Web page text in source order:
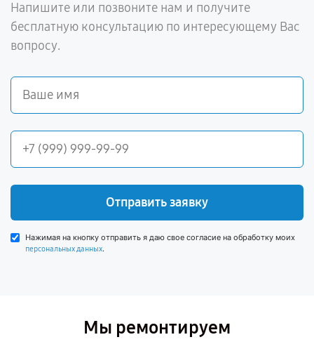
Напишите или позвоните нам и получите
бесплатную консультацию по интересующему Вас
вопросу.
Отправить заявку
Нажимая на кнопку отправить я даю свое согласие на обработку моих
персональных данных.
Мы ремонтируем